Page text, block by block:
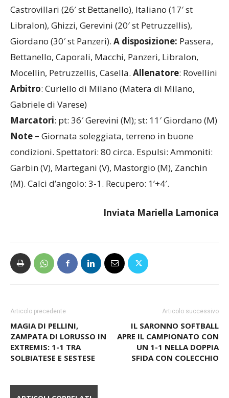
Libralon), Ghizzi, Gerevini (20′ st Petruzzellis),
Giordano (30′ st Panzeri). A disposizione:Passera,
Bettanello, Caporali, Macchi, Panzeri, Libralon,
Mocellin, Petruzzellis, Casella.Allenatore: Rovellini
Arbitro: Curiello di Milano (Matera di Milano,
Gabriele di Varese)
Marcatori: pt: 36′ Gerevini (M); st: 11′ Giordano (M)
Note –Giornata soleggiata, terreno in buone
condizioni. Spettatori: 80 circa. Espulsi: Ammoniti:
Garbin (V), Martegani (V), Mastorgio (M), Zanchin
(M). Calci d’angolo: 3-1. Recupero: 1’+4′.
MAGIA DI PELLINI,
ZAMPATA DI LORUSSO IN
EXTREMIS: 1-1 TRA
SOLBIATESE E SESTESE
IL SARONNO SOFTBALL
UN 1-1 NELLA DOPPIA
SFIDA CON COLECCHIO